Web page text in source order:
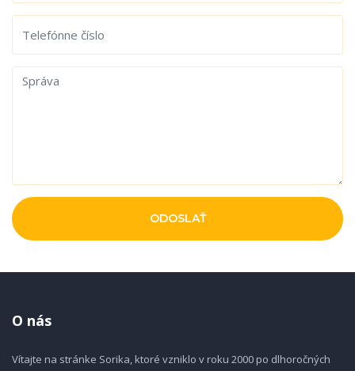
ODOSLAŤ
O nás
Vítajte na stránke Sorika, ktoré vzniklo v roku 2000 po dlhoročných